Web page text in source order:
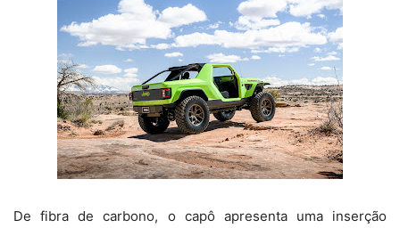
De fibra de carbono, o capô apresenta uma inserção